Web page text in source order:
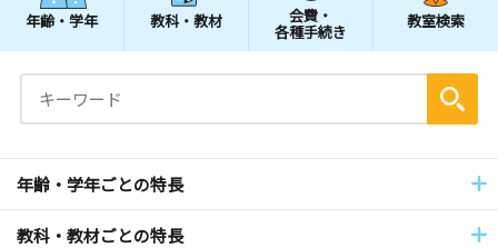
年齢・学年 教科・教材 会費・
各種手続き
教室検索
年齢・学年ごとの特長
教科・教材ごとの特長